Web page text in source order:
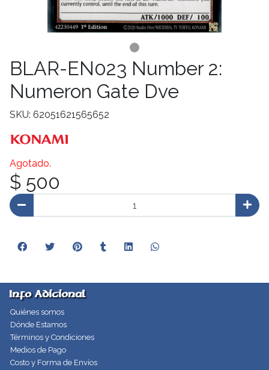
BLAR-EN023 Number 2:
Numeron Gate Dve
SKU: 62051621565652
Agotado.
$ 500
Info Adicional
Quiénes somos
Dónde Estamos
Términos y Condiciones
Medios de Pago
Costo y Forma de Envíos